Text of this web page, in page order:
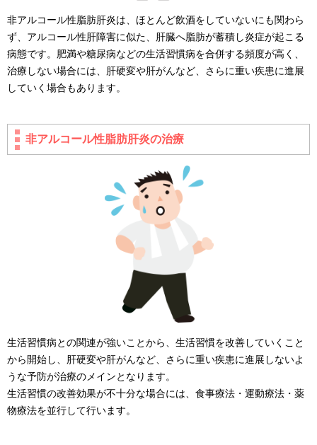
非アルコール性脂肪肝炎は、ほとんど飲酒をしていないにも関わら
ず、アルコール性肝障害に似た、肝臓へ脂肪が蓄積し炎症が起こる
病態です。肥満や糖尿病などの生活習慣病を合併する頻度が高く、
治療しない場合には、肝硬変や肝がんなど、さらに重い疾患に進展
していく場合もあります。
非アルコール性脂肪肝炎の治療
生活習慣病との関連が強いことから、生活習慣を改善していくこと
から開始し、肝硬変や肝がんなど、さらに重い疾患に進展しないよ
うな予防が治療のメインとなります。
生活習慣の改善効果が不十分な場合には、食事療法・運動療法・薬
物療法を並行して行います。